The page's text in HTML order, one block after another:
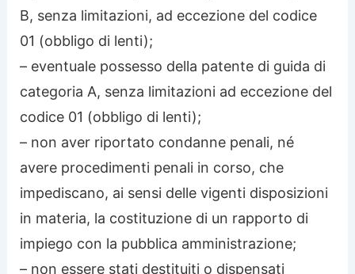
B, senza limitazioni, ad eccezione del codice
01 (obbligo di lenti);
– eventuale possesso della patente di guida di
categoria A, senza limitazioni ad eccezione del
codice 01 (obbligo di lenti);
– non aver riportato condanne penali, né
avere procedimenti penali in corso, che
impediscano, ai sensi delle vigenti disposizioni
in materia, la costituzione di un rapporto di
impiego con la pubblica amministrazione;
– non essere stati destituiti o dispensati